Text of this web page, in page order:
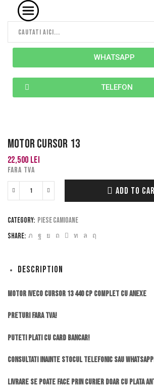
WHATSAPP
TELEFON
MOTOR CURSOR 13
22,500 lei
FARA TVA
ADD TO
Category: Piese camioane
Share:
Description
MOTOR IVECO CURSOR 13 440 CP complet cu anexe
Preturi fara TVA!
Puteti plati cu card bancar!
Consultati inainte stocul telefonic sau
Livrare se poate face prin curier doar cu plata